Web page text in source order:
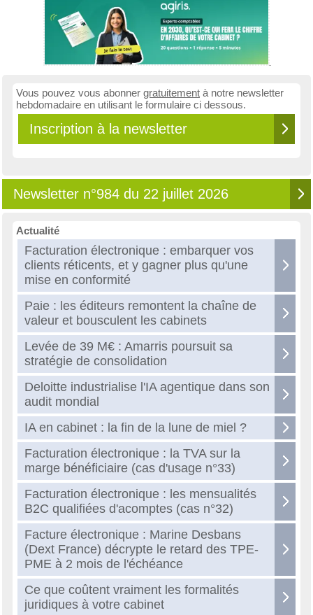
Vous pouvez vous abonner gratuitement à notre newsletter
hebdomadaire en utilisant le formulaire ci dessous.
Inscription à la newsletter
Newsletter n°984 du 22 juillet 2026
Actualité
Facturation électronique : embarquer vos
clients réticents, et y gagner plus qu'une
mise en conformité
Paie : les éditeurs remontent la chaîne de
valeur et bousculent les cabinets
Levée de 39 M€ : Amarris poursuit sa
stratégie de consolidation
Deloitte industrialise l'IA agentique dans son
audit mondial
IA en cabinet : la fin de la lune de miel ?
Facturation électronique : la TVA sur la
marge bénéficiaire (cas d'usage n°33)
Facturation électronique : les mensualités
B2C qualifiées d'acomptes (cas n°32)
Facture électronique : Marine Desbans
(Dext France) décrypte le retard des TPE-
PME à 2 mois de l'échéance
Ce que coûtent vraiment les formalités
juridiques à votre cabinet